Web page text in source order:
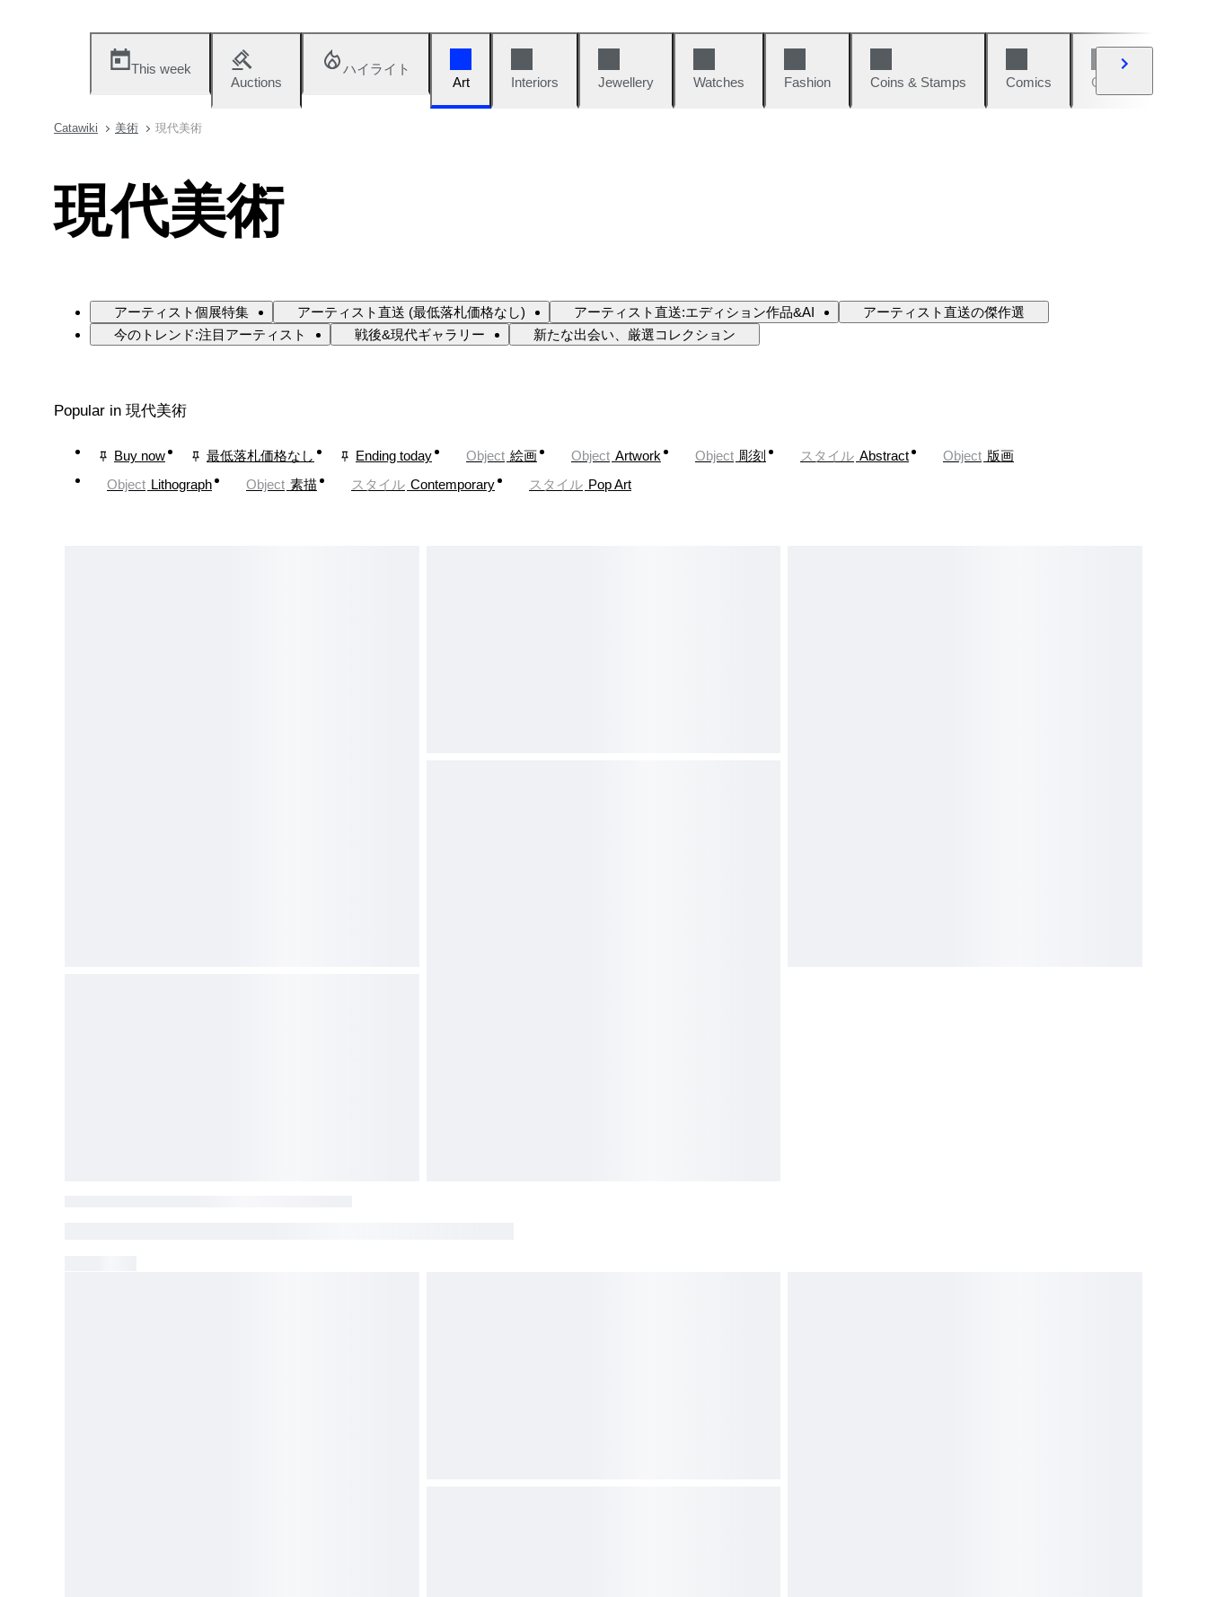
This week
Auctions
ハイライト
Art
Interiors Jewellery Watches Fashion Coins & Stamps Comics Cars & Bikes
Catawiki 美術 現代美術
現代美術
アーティスト個展特集 アーティスト直送 (最低落札価格なし) アーティスト直送:エディション作品&AI
アーティスト直送の傑作選
今のトレンド:注目アーティスト
戦後&現代ギャラリー 新たな出会い、厳選コレクション
Popular in 現代美術
Buy now 最低落札価格なし Ending today Object 絵画 Object Artwork Object 彫刻 スタイル Abstract Object 版画
Object Lithograph Object 素描 スタイル Contemporary スタイル Pop Art